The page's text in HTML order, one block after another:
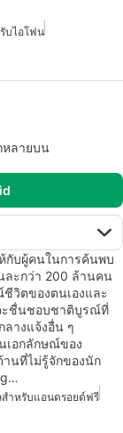
บไอโฟน
หลายบน
กับผู้คนในการค้นพบ
ละกว่า 200 ล้านคน
วิตของตนเองและ
ะชื่นชอบชาติบูรณ์ที่
างแจ้งอื่น ๆ
เอกลักษณ์ของ
านที่ไม่รู้จักของนัก
สำหรับแอนดรอยด์ฟรี